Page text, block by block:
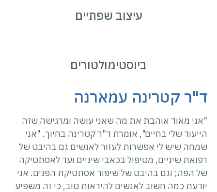
עיצוב שפתיים
ביוסטימולטורים
ד"ר קטרינה עמארנה
"אני מאוד אוהבת את מה שאני עושה ומרגישה שזה
הייעוד שלי בחיים", אומרת ד"ר קטרינה בחיוך. "אני
שמחה שיש לי אפשרות לעזור לאנשים גם בהיבט של
רפואת שיניים, מטיפול בכאבי שיניים ועד לאסתטיקה
של הפה; וגם בהיבט של שיפור אסתטיקת הפנים. אני
יודעת כמה חשוב לאנשים להיראות טוב, כי זה משפיע